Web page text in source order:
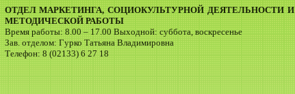
ОТДЕЛ МАРКЕТИНГА, СОЦИОКУЛЬТУРНОЙ ДЕЯТЕЛЬНОСТИ И
МЕТОДИЧЕСКОЙ РАБОТЫ
Время работы: 8.00 – 17.00 Выходной: суббота, воскресенье
Зав. отделом: Гурко Татьяна Владимировна
Телефон: 8 (02133) 6 27 18